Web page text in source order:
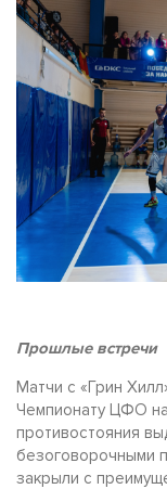
Прошлые встречи
Матчи с «Грин
Чемпионату ЦФО
противостояния
безоговорочными
закрыли с